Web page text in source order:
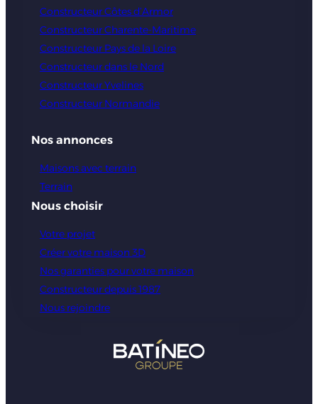
Constructeur Côtes d’Armor
Constructeur Charente-Maritime
Constructeur Pays de la Loire
Constructeur dans le Nord
Constructeur Yvelines
Constructeur Normandie
Nos annonces
Maisons avec terrain
Terrain
Nous choisir
Votre projet
Créer votre maison 3D
Nos garanties pour votre maison
Constructeur depuis 1987
Nous rejoindre